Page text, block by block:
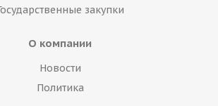
закупки
О компании
Новости
Политика